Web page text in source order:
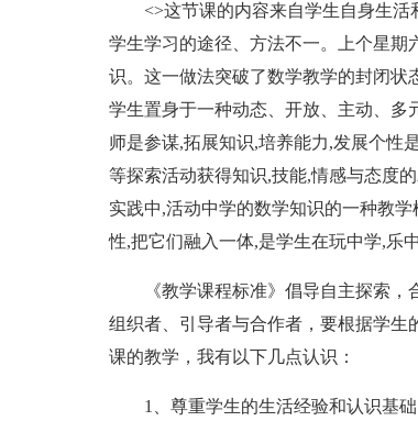
<>这节课的内容来自学生自身生活
学生学习的途径、方法不一。上个星期
识。这一做法突破了数学教学的封闭
学生置身于一种动态、开放、主动、多
师是参谋,拓展知识,培养能力,发展个性
等探索活动获得知识,技能,情感与态度
实践中,活动中学的数学知识的一种教
性,把它们融入一体,是学生在玩中学,乐中
《教学课程标准》倡导自主探索
组织者、引导者与合作者，要根据学生
课的教学，我有以下几点认识：
1、尊重学生的生活经验和认识基